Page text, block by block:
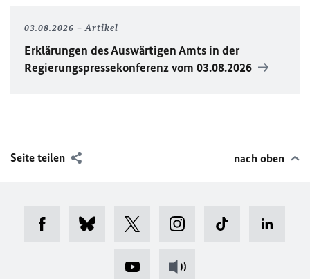
03.08.2026 Artikel
Erklärungen des Auswärtigen Amts in der
Regierungspressekonferenz vom 03.08.2026
Seite teilen nach oben